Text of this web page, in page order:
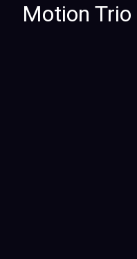
Motion Trio